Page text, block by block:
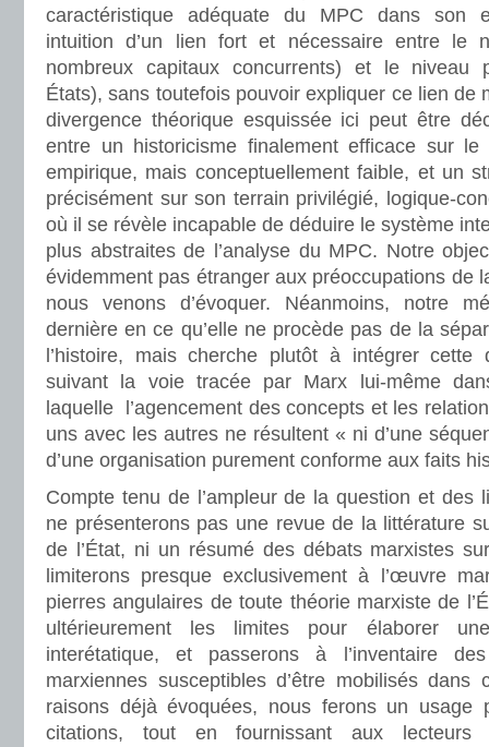
caractéristique adéquate du MPC dans son
intuition d’un lien fort et nécessaire entre le
nombreux capitaux concurrents) et le niveau
États), sans toutefois pouvoir expliquer ce lien de
divergence théorique esquissée ici peut être
entre un historicisme finalement efficace sur
empirique, mais conceptuellement faible, et un
précisément sur son terrain privilégié, logique-
où il se révèle incapable de déduire le système
plus abstraites de l’analyse du MPC. Notre
évidemment pas étranger aux préoccupations de
nous venons d’évoquer. Néanmoins, notre
dernière en ce qu’elle ne procède pas de la
l’histoire, mais cherche plutôt à intégrer
suivant la voie tracée par Marx lui-même
laquelle l’agencement des concepts et les
uns avec les autres ne résultent « ni d’une
d’une organisation purement conforme aux faits
Compte tenu de l’ampleur de la question et des
ne présenterons pas une revue de la littérature
de l’État, ni un résumé des débats marxistes
limiterons presque exclusivement à l’œuvre
pierres angulaires de toute théorie marxiste de
ultérieurement les limites pour élaborer
interétatique, et passerons à l’inventaire
marxiennes susceptibles d’être mobilisés dans
raisons déjà évoquées, nous ferons un usage
citations, tout en fournissant aux lecteurs